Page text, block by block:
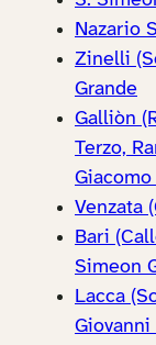
Nazario
Zinelli
Grande
Galliòn
Terzo,
Venzata
Bari
Simeon
Lacca
Giovanni